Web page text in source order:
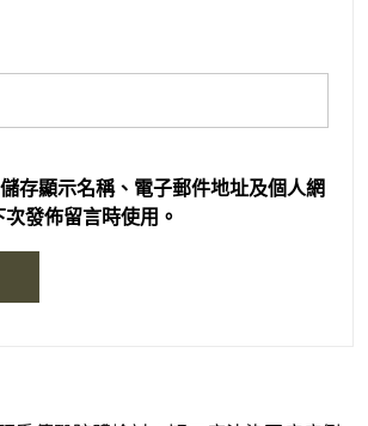
存顯示名稱、電子郵件地址及個人網
發佈留言時使用。